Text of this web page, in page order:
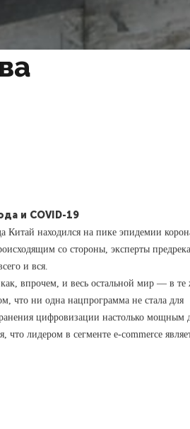
и COVID-19
Китай находился на пике эпидемии
со стороны, эксперты
и вся.
впрочем, и весь остальной мир — в те
что ни одна нацпрограмма не стала для
цифровизации настолько мощным
лидером в сегменте e-commerce